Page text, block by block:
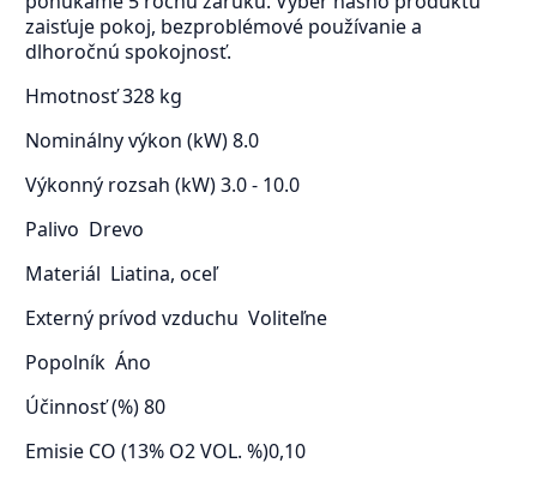
zaisťuje pokoj, bezproblémové používanie a
dlhoročnú spokojnosť.
Hmotnosť328 kg
Nominálny výkon (kW)8.0
Výkonný rozsah (kW)3.0 - 10.0
Palivo Drevo
Materiál Liatina, oceľ
Externý prívod vzduchu Voliteľne
Popolník Áno
Účinnosť (%)80
Emisie CO (13% O2 VOL. %)0,10